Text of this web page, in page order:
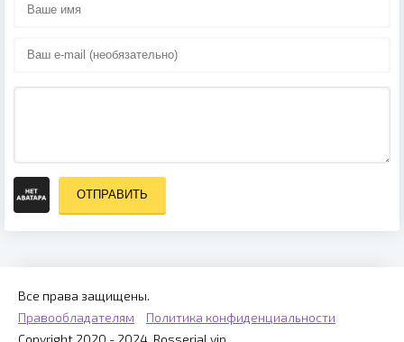
ОТПРАВИТЬ
Все права защищены.
Правообладателям
Политика конфиденциальности
Copyright 2020 - 2024, Rosserial.vip